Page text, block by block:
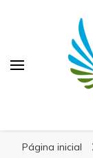
Página inicial